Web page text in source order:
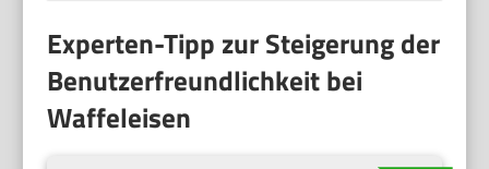
Experten-Tipp zur Steigerung der
Benutzerfreundlichkeit bei
Waffeleisen